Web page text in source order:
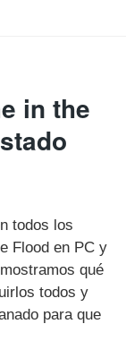
in the
todos los
Flood en PC y
qué
todos y
para que